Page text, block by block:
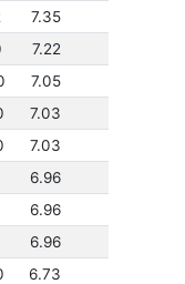
7.35
7.22
7.05
7.03
7.03
6.96
6.96
6.96
6.73